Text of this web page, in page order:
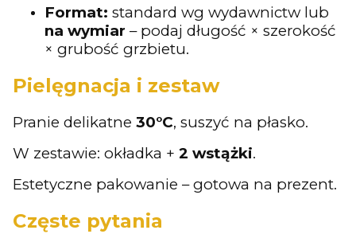
Format: standard wg wydawnictw lub
na wymiar – podaj długość × szerokość
× grubość grzbietu.
Pielęgnacja i zestaw
Pranie delikatne 30°C, suszyć na płasko.
W zestawie: okładka + 2 wstążki.
Estetyczne pakowanie – gotowa na prezent.
Częste pytania